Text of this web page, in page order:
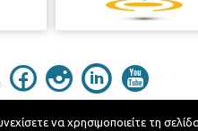
να χρησιμοποιείτε τη